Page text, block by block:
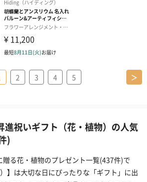
2 3 4 5 ＞
進祝いギフト（花・植物）の人気
)
る花・植物のプレゼント一覧(437件)で
】は大切な日にぴったりな「ギフト」に出